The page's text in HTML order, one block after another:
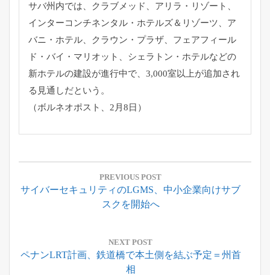
サバ州内では、クラブメッド、アリラ・リゾート、
インターコンチネンタル・ホテルズ＆リゾーツ、ア
バニ・ホテル、クラウン・プラザ、フェアフィール
ド・バイ・マリオット、シェラトン・ホテルなどの
新ホテルの建設が進行中で、3,000室以上が追加され
る見通しだという。
（ボルネオポスト、2月8日）
投
ナ
シ
PREVIOUS POST
Previous
サイバーセキュリティのLGMS、中小企業向けサブ
スクを開始へ
NEXT POST
Next
ペナンLRT計画、鉄道橋で本土側を結ぶ予定＝州首
相